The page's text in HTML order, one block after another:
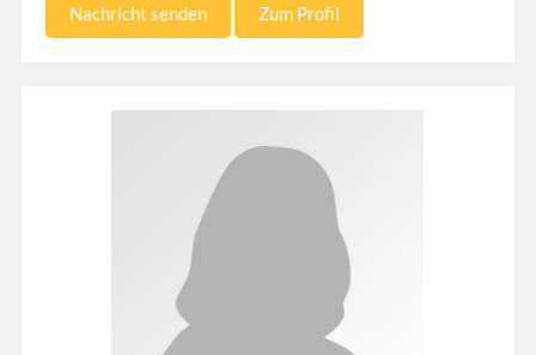
Nachricht senden Zum Profil